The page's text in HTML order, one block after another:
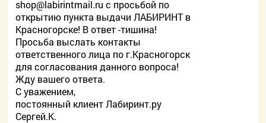
shop@labirintmail.ru с просьбой по
открытию пункта выдачи ЛАБИРИНТ в
Красногорске! В ответ -тишина!
Просьба выслать контакты
ответственного лица по г.Красногорск
для согласования данного вопроса!
Жду вашего ответа.
С уважением,
постоянный клиент Лабиринт.ру
Сергей.К.